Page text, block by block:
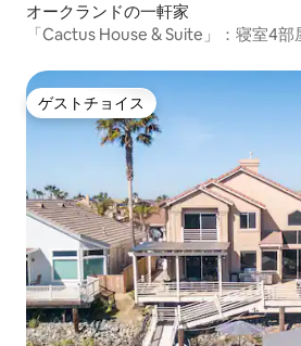
オークランドの一軒家
「Cactus House & Suite」：寝室4
ゲストチョイス
ゲストチョイス